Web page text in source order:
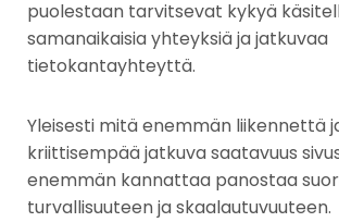
puolestaan tarvitsevat kykyä
samanaikaisia yhteyksiä ja jatkuvaa
tietokantayhteyttä.
Yleisesti mitä enemmän liikennettä
kriittisempää jatkuva saatavuus
enemmän kannattaa panostaa
turvallisuuteen ja skaalautuvuuteen.